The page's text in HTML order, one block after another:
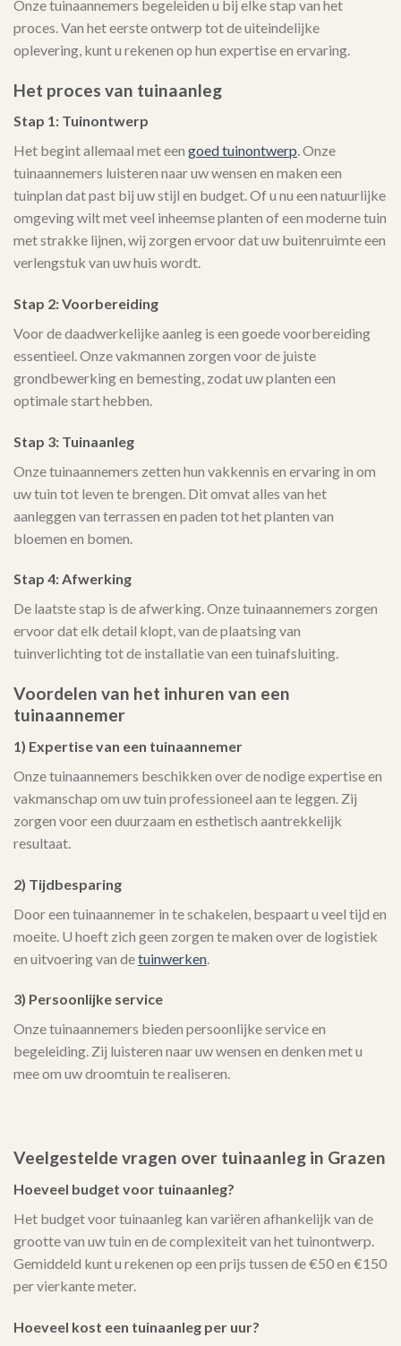
Onze tuinaannemers begeleiden u bij elke stap van het
proces. Van het eerste ontwerp tot de uiteindelijke
oplevering, kunt u rekenen op hun expertise en ervaring.
Het proces van tuinaanleg
Stap 1: Tuinontwerp
Het begint allemaal met een goed tuinontwerp. Onze
tuinaannemers luisteren naar uw wensen en maken een
tuinplan dat past bij uw stijl en budget. Of u nu een natuurlijke
omgeving wilt met veel inheemse planten of een moderne tuin
met strakke lijnen, wij zorgen ervoor dat uw buitenruimte een
verlengstuk van uw huis wordt.
Stap 2: Voorbereiding
Voor de daadwerkelijke aanleg is een goede voorbereiding
essentieel. Onze vakmannen zorgen voor de juiste
grondbewerking en bemesting, zodat uw planten een
optimale start hebben.
Stap 3: Tuinaanleg
Onze tuinaannemers zetten hun vakkennis en ervaring in om
uw tuin tot leven te brengen. Dit omvat alles van het
aanleggen van terrassen en paden tot het planten van
bloemen en bomen.
Stap 4: Afwerking
De laatste stap is de afwerking. Onze tuinaannemers zorgen
ervoor dat elk detail klopt, van de plaatsing van
tuinverlichting tot de installatie van een tuinafsluiting.
Voordelen van het inhuren van een
tuinaannemer
1) Expertise van een tuinaannemer
Onze tuinaannemers beschikken over de nodige expertise en
vakmanschap om uw tuin professioneel aan te leggen. Zij
zorgen voor een duurzaam en esthetisch aantrekkelijk
resultaat.
2) Tijdbesparing
Door een tuinaannemer in te schakelen, bespaart u veel tijd en
moeite. U hoeft zich geen zorgen te maken over de logistiek
en uitvoering van detuinwerken
3) Persoonlijke service
Onze tuinaannemers bieden persoonlijke service en
begeleiding. Zij luisteren naar uw wensen en denken met u
mee om uw droomtuin te realiseren.
Veelgestelde vragen over tuinaanleg in Grazen
Hoeveel budget voor tuinaanleg?
Het budget voor tuinaanleg kan variëren afhankelijk van de
grootte van uw tuin en de complexiteit van het tuinontwerp.
Gemiddeld kunt u rekenen op een prijs tussen de €50 en €150
per vierkante meter.
Hoeveel kost een tuinaanleg per uur?